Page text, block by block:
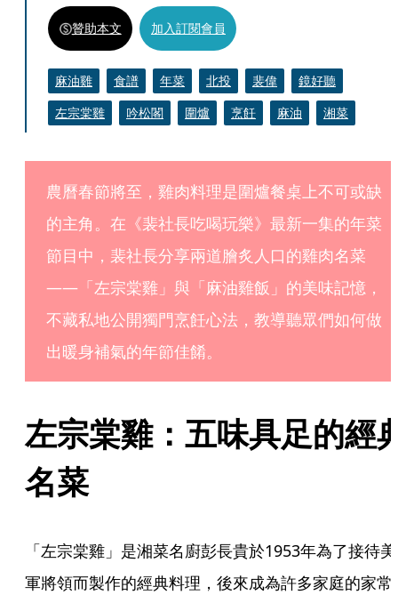
贊助本文 加入訂閱會員
麻油雞 食譜 年菜 北投 裴偉
鏡好聽
左宗棠雞
吟松閣 圍爐 烹飪 麻油 湘菜
農曆春節將至，雞肉料理是圍爐餐桌上不可或缺
的主角。在《裴社長吃喝玩樂》最新一集的年菜
節目中，裴社長分享兩道膾炙人口的雞肉名菜
——「左宗棠雞」與「麻油雞飯」的美味記憶，
不藏私地公開獨門烹飪心法，教導聽眾們如何做
出暖身補氣的年節佳餚。
左宗棠雞：五味具足的經
名菜
「左宗棠雞」是湘菜名廚彭長貴於1953年為了接待美
軍將領而製作的經典料理，後來成為許多家庭的家常